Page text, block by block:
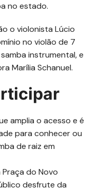
no estado.
o violonista Lúcio
no violão de 7
instrumental, e
Marília Schanuel.
amplia o acesso e é
para conhecer ou
de raiz em
do Novo
desfrute da